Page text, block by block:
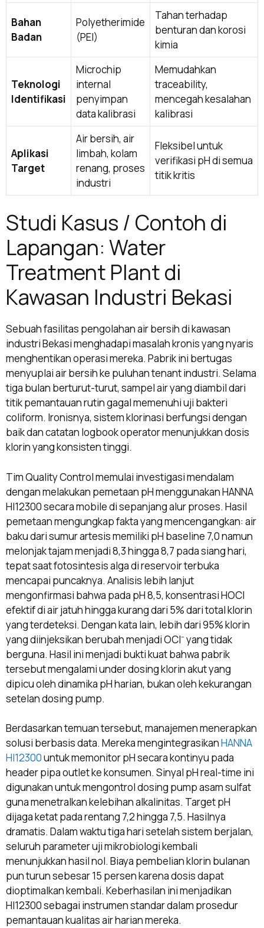
Bahan
Badan
Polyetherimide
(PEI)
Tahan terhadap
benturan dan korosi
kimia
Teknologi
Identifikasi
Microchip
internal
penyimpan
data kalibrasi
Memudahkan
traceability,
mencegah kesalahan
kalibrasi
Aplikasi
Target
Air bersih, air
limbah, kolam
renang, proses
industri
Fleksibel untuk
verifikasi pH di semua
titik kritis
Studi Kasus / Contoh di
Lapangan: Water
Treatment Plant di
Kawasan Industri Bekasi
Sebuah fasilitas pengolahan air bersih di kawasan
industri Bekasi menghadapi masalah kronis yang nyaris
menghentikan operasi mereka. Pabrik ini bertugas
menyuplai air bersih ke puluhan tenant industri. Selama
tiga bulan berturut-turut, sampel air yang diambil dari
titik pemantauan rutin gagal memenuhi uji bakteri
coliform. Ironisnya, sistem klorinasi berfungsi dengan
baik dan catatan logbook operator menunjukkan dosis
klorin yang konsisten tinggi.
Tim Quality Control memulai investigasi mendalam
dengan melakukan pemetaan pH menggunakan HANNA
HI12300 secara mobile di sepanjang alur proses. Hasil
pemetaan mengungkap fakta yang mencengangkan: air
baku dari sumur artesis memiliki pH baseline 7,0 namun
melonjak tajam menjadi 8,3 hingga 8,7 pada siang hari,
tepat saat fotosintesis alga di reservoir terbuka
mencapai puncaknya. Analisis lebih lanjut
mengonfirmasi bahwa pada pH 8,5, konsentrasi HOCl
efektif di air jatuh hingga kurang dari 5% dari total klorin
yang terdeteksi. Dengan kata lain, lebih dari 95% klorin
yang diinjeksikan berubah menjadi OCl⁻ yang tidak
berguna. Hasil ini menjadi bukti kuat bahwa pabrik
tersebut mengalami under dosing klorin akut yang
dipicu oleh dinamika pH harian, bukan oleh kekurangan
setelan dosing pump.
Berdasarkan temuan tersebut, manajemen menerapkan
solusi berbasis data. Mereka mengintegrasikanHANNA
HI12300untuk memonitor pH secara kontinyu pada
header pipa outlet ke konsumen. Sinyal pH real-time ini
digunakan untuk mengontrol dosing pump asam sulfat
guna menetralkan kelebihan alkalinitas. Target pH
dijaga ketat pada rentang 7,2 hingga 7,5. Hasilnya
dramatis. Dalam waktu tiga hari setelah sistem berjalan,
seluruh parameter uji mikrobiologi kembali
menunjukkan hasil nol. Biaya pembelian klorin bulanan
pun turun sebesar 15 persen karena dosis dapat
dioptimalkan kembali. Keberhasilan ini menjadikan
HI12300 sebagai instrumen standar dalam prosedur
pemantauan kualitas air harian mereka.